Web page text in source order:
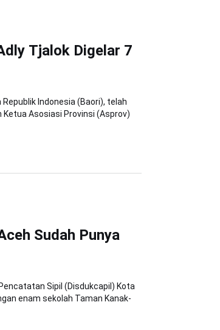
Tjalok Digelar 7
Indonesia (Baori), telah
Asosiasi Provinsi (Asprov)
Sudah Punya
Sipil (Disdukcapil) Kota
enam sekolah Taman Kanak-